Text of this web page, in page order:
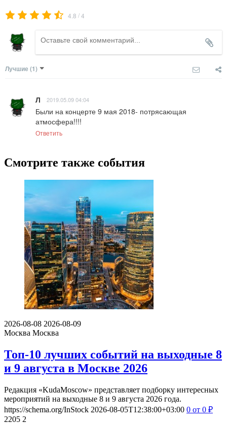
4.8 /4
Лучшие (1)
Л 2019.05.09 04:04
Были на концерте 9 мая 2018- потрясающая
атмосфера!!!!
Ответить
Смотрите также события
2026-08-08 2026-08-09
Москва Москва
Топ-10 лучших событий на выходные 8
и 9 августа в Москве 2026
Редакция «KudaMoscow» представляет подборку интересных
мероприятий на выходные 8 и 9 августа 2026 года.
https://schema.org/InStock 2026-08-05T12:38:00+03:00 0 от 0 ₽
2205 2